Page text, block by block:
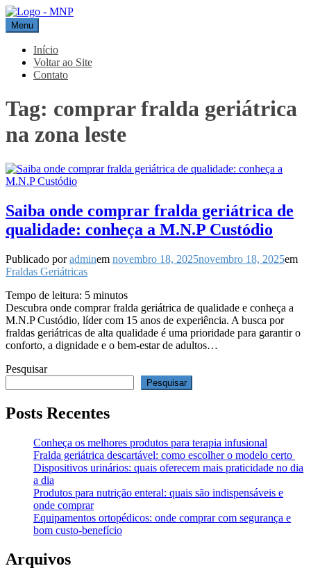
Pular
para
o
conteúdo
MNP
Blog
Menu
Início
Voltar ao Site
Contato
Tag: comprar fralda geriátrica
na zona leste
Saiba onde comprar fralda geriátrica de
qualidade: conheça a M.N.P Custódio
Publicado poradminem novembro 18, 2025novembro 18, 2025em
Fraldas Geriátricas
Tempo de leitura: 5 minutos
Descubra onde comprar fralda geriátrica de qualidade e conheça a
M.N.P Custódio, líder com 15 anos de experiência. A busca por
fraldas geriátricas de alta qualidade é uma prioridade para garantir o
conforto, a dignidade e o bem-estar de adultos…
Pesquisar
Pesquisar
Posts Recentes
Conheça os melhores produtos para terapia infusional
Fralda geriátrica descartável: como escolher o modelo certo
Dispositivos urinários: quais oferecem mais praticidade no dia
a dia
Produtos para nutrição enteral: quais são indispensáveis e
onde comprar
Equipamentos ortopédicos: onde comprar com segurança e
bom custo-benefício
Arquivos